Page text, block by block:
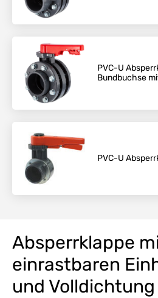
PVC-U
Bundbuchse
PVC-U
Absperrklappe
einrastbaren
und Volldichtung